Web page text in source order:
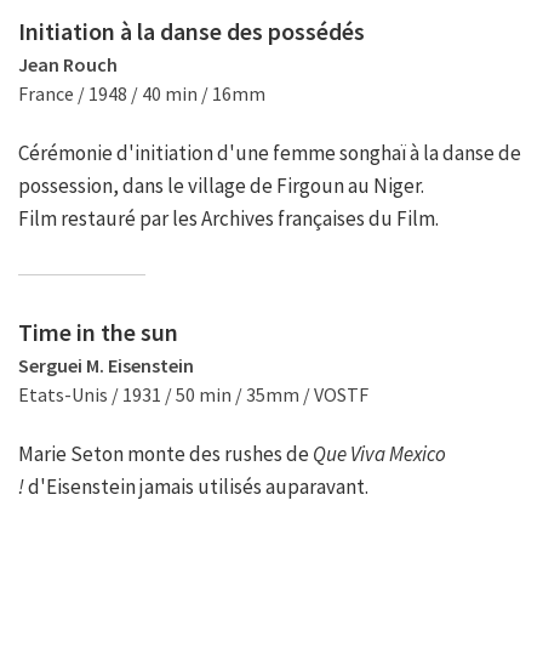
Initiation à la danse des possédés
Jean Rouch
France / 1948 / 40 min / 16mm
Cérémonie d'initiation d'une femme songhaï à la danse de
possession, dans le village de Firgoun au Niger.
Film restauré par les Archives françaises du Film.
Time in the sun
Serguei M. Eisenstein
Etats-Unis / 1931 / 50 min / 35mm / VOSTF
Marie Seton monte des rushes deQue Viva Mexico
!d'Eisenstein jamais utilisés auparavant.